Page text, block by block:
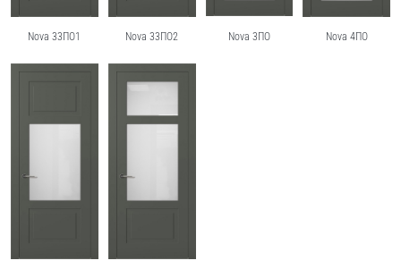
Nova 33ПО1 Nova 33ПО2 Nova 3ПО Nova 4ПО